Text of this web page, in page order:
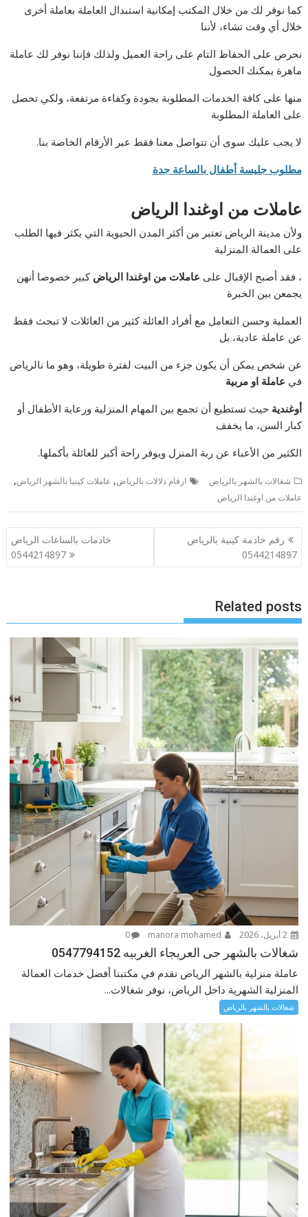
كما نوفر لك من خلال المكتب إمكانية استبدال العاملة بعاملة أخرى
خلال أي وقت تشاء، لأننا
نحرص على الحفاظ التام على راحة العميل ولذلك فإننا نوفر لك عاملة
ماهرة يمكنك الحصول
منها على كافة الخدمات المطلوبة بجودة وكفاءة مرتفعة، ولكي تحصل
على العاملة المطلوبة
لا يجب عليك سوى أن تتواصل معنا فقط عبر الأرقام الخاصة بنا.
مطلوب جليسة أطفال بالساعة جدة
عاملات من اوغندا الرياض
ولأن مدينة الرياض تعتبر من أكثر المدن الحيوية التي يكثر فيها الطلب
على العمالة المنزلية
، فقد أصبح الإقبال على عاملات من اوغندا الرياضكبير خصوصا أنهن
يجمعن بين الخبرة
العملية وحسن التعامل مع أفراد العائلة كثير من العائلات لا تبحث فقط
عن عاملة عادية، بل
عن شخص يمكن أن يكون جزء من البيت لفترة طويلة، وهو ما نالرياض
في عاملة او مربية
أوغندية حيث تستطيع أن تجمع بين المهام المنزلية ورعاية الأطفال أو
كبار السن، ما يخفف
الكثير من الأعباء عن ربة المنزل ويوفر راحة أكبر للعائلة بأكملها.
شغالات بالشهر بالرياض ارقام دلالات بالرياض, عاملات كينيا بالشهر الرياض,
عاملات من اوغندا الرياض
تصفّح
المقالات
رقم خادمة كينية بالرياض
0544214897
خادمات بالساعات الرياض
0544214897
Related posts
2 أبريل، 2026 0
شغالات بالشهر حى العريجاء الغربيه 0547794152
عاملة منزلية بالشهر الرياض نقدم في مكتبنا أفضل خدمات العمالة
المنزلية الشهرية داخل الرياض، نوفر شغالات...
شغالات بالشهر بالرياض